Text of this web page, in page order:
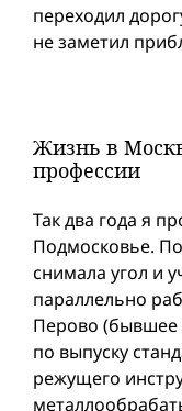
переходил
не заметил
Жизнь в
профессии
Так два года я
Подмосковье.
снимала угол и
параллельно
Перово (бывшее
по выпуску
режущего